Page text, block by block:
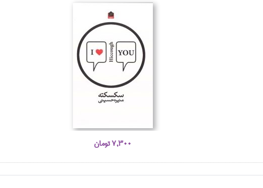
7,300 تومان